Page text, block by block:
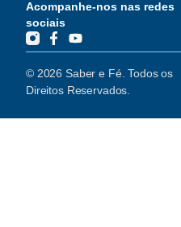
Acompanhe-nos nas redes
sociais
© 2026 Saber e Fé. Todos os
Direitos Reservados.